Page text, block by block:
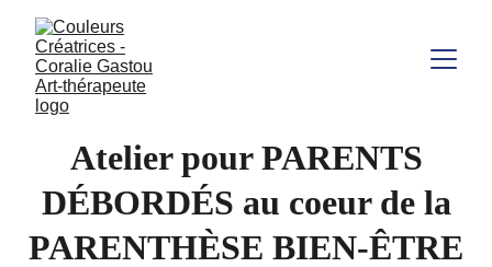
Atelier pour PARENTS
DÉBORDÉS au coeur de la
PARENTHÈSE BIEN-ÊTRE